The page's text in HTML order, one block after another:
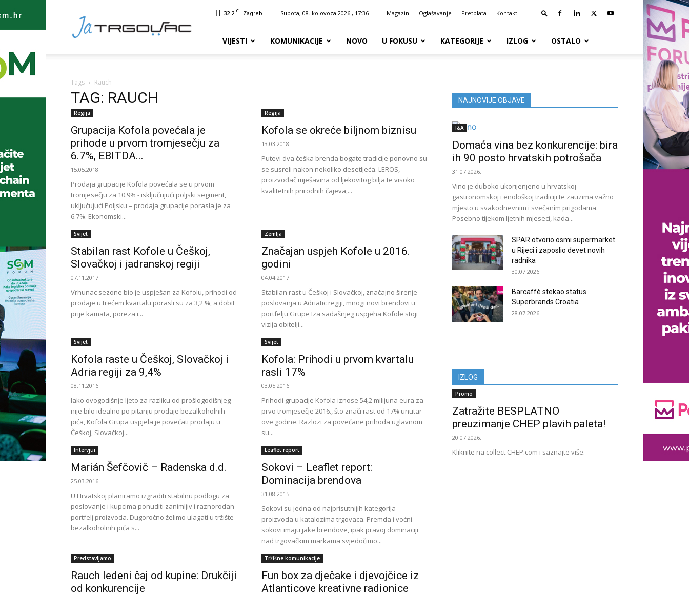
TRGOVAC
32.2 C Zagreb Subota, 08. kolovoza 2026., 17:36 Magazin Oglašavanje Pretplata Kontakt
VIJESTI KOMUNIKACIJE NOVO U FOKUSU KATEGORIJE IZLOG OSTALO
Tags Rauch
TAG: RAUCH
Regija
Grupacija Kofola povećala je
prihode u prvom tromjesečju za
6.7%, EBITDA...
15.05.2018.
Prodaja grupacije Kofola povećala se u prvom
tromjesečju za 10.9% - isključujući poljski segment,
uključujući Poljsku – prodaja grupacije porasla je za
6.7%. Ekonomski...
Regija
Kofola se okreće biljnom biznisu
13.03.2018.
Putevi dva češka brenda bogate tradicije ponovno su
se susreli nakon nekoliko desetljeća. LEROS,
proizvođač mješavina od ljekovitog bilja te visoko
kvalitetnih prirodnih čajeva,...
Svijet
Stabilan rast Kofole u Češkoj,
Slovačkoj i jadranskoj regiji
07.11.2017.
Vrhunac sezone bio je uspješan za Kofolu, prihodi od
prodaje u trećem kvartalu porasli su za 3,2 %, a dobit
prije kamata, poreza i...
Zemlja
Značajan uspjeh Kofole u 2016.
godini
04.04.2017.
Stabilan rast u Češkoj i Slovačkoj, značajno širenje
poslovanja u Adriatic regiji, mnogi novi brendovi u
portfelju Grupe Iza sadašnjeg uspjeha Kofole stoji
vizija obitelji...
Svijet
Kofola raste u Češkoj, Slovačkoj i
Adria regiji za 9,4%
08.11.2016.
Iako ovogodišnje ljeto za razliku od prošlogodišnjeg
nije bilo idealno po pitanju prodaje bezalkoholnih
pića, Kofola Grupa uspjela je povećati prodaju u
Češkoj, Slovačkoj...
Svijet
Kofola: Prihodi u prvom kvartalu
rasli 17%
03.05.2016.
Prihodi grupacije Kofola iznose 54,2 milijuna eura za
prvo tromjesečje 2016., što znači rast od 17% unutar
ove godine. Razlozi za povećane prihoda uglavnom
su...
Intervjui
Marián Šefčovič – Radenska d.d.
25.03.2016.
U Hrvatskoj planiramo izgraditi stabilnu podlogu za
poslovanje i kupcima ponuditi zanimljiv i raznorodan
portfelj proizvoda. Dugoročno želimo ulagati u tržište
bezalkoholnih pića s...
Leaflet report
Sokovi – Leaflet report:
Dominacija brendova
31.08.2015.
Sokovi su jedna od najprisutnijih kategorija
proizvoda u katalozima trgovaca. Premda i voćni
sokovi imaju jake brendove, ipak pravoj dominaciji
nad trgovačkim markama svjedočimo...
Predstavljamo
Rauch ledeni čaj od kupine: Drukčiji
od konkurencije
Tržišne komunikacije
Fun box za dječake i djevojčice iz
Atlanticove kreativne radionice
NAJNOVIJE OBJAVE
I&A
Domaća vina bez konkurencije: bira
ih 90 posto hrvatskih potrošača
31.07.2026.
Vino je duboko ukorijenjeno u hrvatskoj
gastronomskoj i enološkoj tradiciji te zauzima važno
mjesto u svakodnevnim i svečanim prigodama.
Posebno tijekom ljetnih mjeseci, kada...
SPAR otvorio osmi supermarket
u Rijeci i zaposlio devet novih
radnika
30.07.2026.
Barcaffè stekao status
Superbrands Croatia
28.07.2026.
IZLOG
Promo
Zatražite BESPLATNO
preuzimanje CHEP plavih paleta!
20.07.2026.
Kliknite na collect.CHEP.com i saznajte više.